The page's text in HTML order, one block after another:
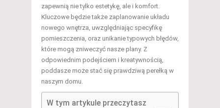
zapewnią nie tylko estetykę, ale i komfort.
Kluczowe będzie także zaplanowanie układu
nowego wnętrza, uwzględniając specyfikę
pomieszczenia, oraz unikanie typowych błędów,
które mogą zniweczyć nasze plany. Z
odpowiednim podejściem i kreatywnością,
poddasze może stać się prawdziwą perełką w
naszym domu.
W tym artykule przeczytasz